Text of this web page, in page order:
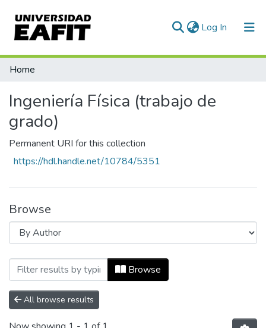
Log In (current)
Communities & Collections
Home
Ingeniería Física (trabajo de
grado)
Permanent URI for this collection
https://hdl.handle.net/10784/5351
Browse
Browsing Ingeniería Física (trabajo de
Browse
All browse results